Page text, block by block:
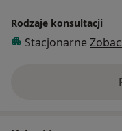
Rodzaje konsultacji
Stacjonarne